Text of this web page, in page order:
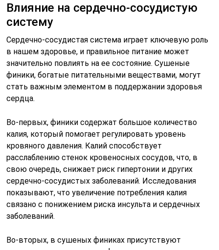
Влияние на сердечно-сосудистую
систему
Сердечно-сосудистая система играет ключевую роль
в нашем здоровье, и правильное питание может
значительно повлиять на ее состояние. Сушеные
финики, богатые питательными веществами, могут
стать важным элементом в поддержании здоровья
сердца.
Во-первых, финики содержат большое количество
калия, который помогает регулировать уровень
кровяного давления. Калий способствует
расслаблению стенок кровеносных сосудов, что, в
свою очередь, снижает риск гипертонии и других
сердечно-сосудистых заболеваний. Исследования
показывают, что увеличение потребления калия
связано с понижением риска инсульта и сердечных
заболеваний.
Во-вторых, в сушеных финиках присутствуют